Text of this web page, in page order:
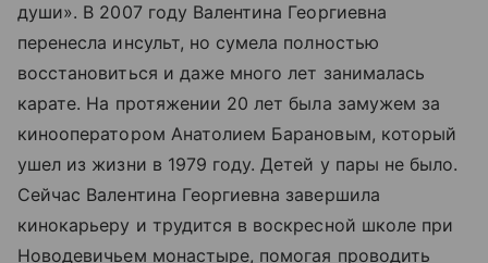
души». В 2007 году Валентина Георгиевна
перенесла инсульт, но сумела полностью
восстановиться и даже много лет занималась
карате. На протяжении 20 лет была замужем за
кинооператором Анатолием Барановым, который
ушел из жизни в 1979 году. Детей у пары не было.
Сейчас Валентина Георгиевна завершила
кинокарьеру и трудится в воскресной школе при
Новодевичьем монастыре, помогая проводить